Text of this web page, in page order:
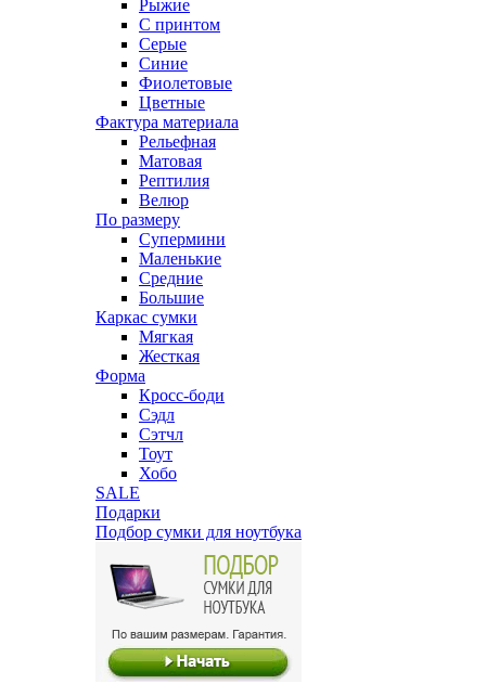
Рыжие
С принтом
Серые
Синие
Фиолетовые
Цветные
Фактура материала
Рельефная
Матовая
Рептилия
Велюр
По размеру
Супермини
Маленькие
Средние
Большие
Каркас сумки
Мягкая
Жесткая
Форма
Кросс-боди
Сэдл
Сэтчл
Тоут
Хобо
SALE
Подарки
Подбор сумки для ноутбука